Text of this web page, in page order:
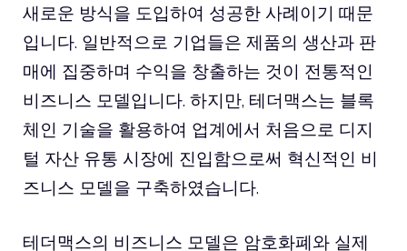
새로운 방식을 도입하여 성공한 사례이기 때문
입니다. 일반적으로 기업들은 제품의 생산과 판
매에 집중하며 수익을 창출하는 것이 전통적인
비즈니스 모델입니다. 하지만, 테더맥스는 블록
체인 기술을 활용하여 업계에서 처음으로 디지
털 자산 유통 시장에 진입함으로써 혁신적인 비
즈니스 모델을 구축하였습니다.
테더맥스의 비즈니스 모델은 암호화폐와 실제